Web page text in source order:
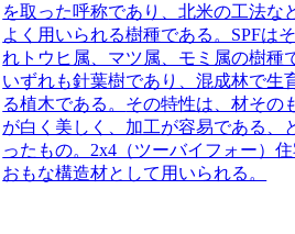
を取った呼称であり、北米の工法な
よく用いられる樹種である。SPFは
れトウヒ属、マツ属、モミ属の樹種
いずれも針葉樹であり、混成林で生
る植木である。 その特性は、材その
が白く美しく、加工が容易である
、
ったもの。2x4（ツーバイフォー）
おもな構造材として用いられる。